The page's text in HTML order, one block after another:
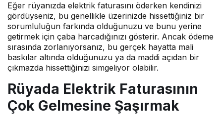
Eğer rüyanızda elektrik faturasını öderken kendinizi
gördüyseniz, bu genellikle üzerinizde hissettiğiniz bir
sorumluluğun farkında olduğunuzu ve bunu yerine
getirmek için çaba harcadığınızı gösterir. Ancak ödeme
sırasında zorlanıyorsanız, bu gerçek hayatta mali
baskılar altında olduğunuzu ya da maddi açıdan bir
çıkmazda hissettiğinizi simgeliyor olabilir.
Rüyada Elektrik Faturasının
Çok Gelmesine Şaşırmak